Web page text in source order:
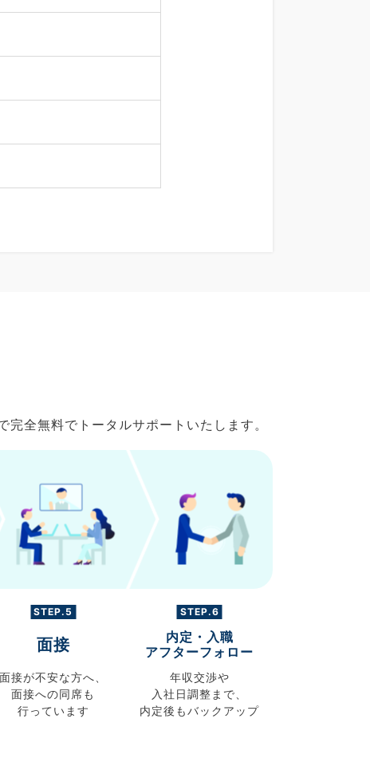
全無料でトータルサポートいたします。
STEP.5
面接
面接が不安な方へ、
面接への同席も
行っています
STEP.6
内定・入職
アフターフォロー
年収交渉や
入社日調整まで、
内定後もバックアップ